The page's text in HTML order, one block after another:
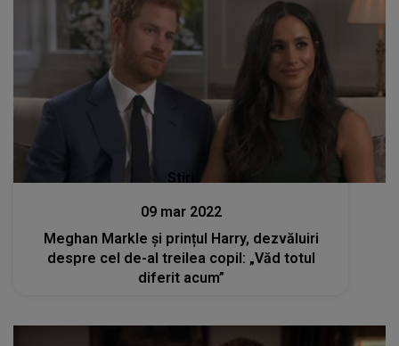
Stiri
09 mar 2022
Meghan Markle și prințul Harry, dezvăluiri
despre cel de-al treilea copil: „Văd totul
diferit acum”